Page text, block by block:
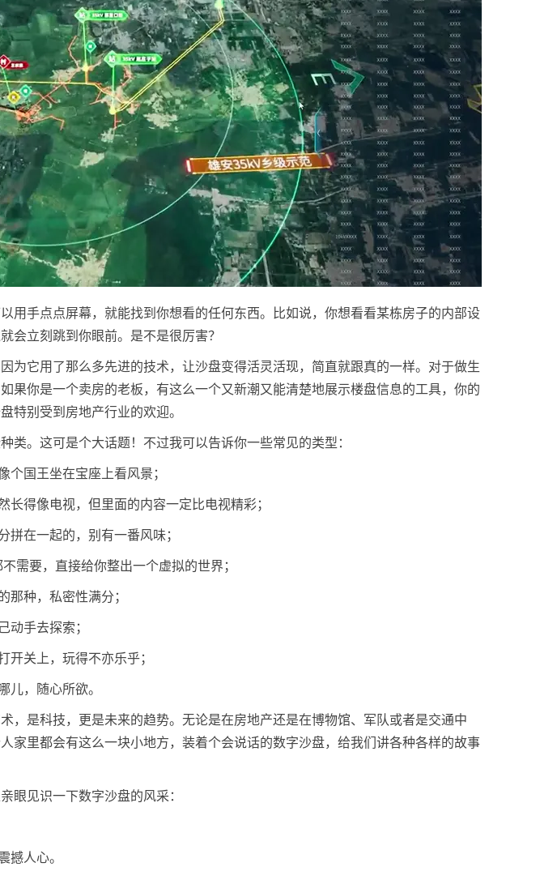
用手点点屏幕，就能找到你想看的任何东西。比如说，你想看看某栋房子的内部设
会立刻跳到你眼前。是不是很厉害？
为它用了那么多先进的技术，让沙盘变得活灵活现，简直就跟真的一样。对于做生
果你是一个卖房的老板，有这么一个又新潮又能清楚地展示楼盘信息的工具，你的
特别受到房地产行业的欢迎。
类。这可是个大话题！不过我可以告诉你一些常见的类型：
个国王坐在宝座上看风景；
得像电视，但里面的内容一定比电视精彩；
拼在一起的，别有一番风味；
需要，直接给你整出一个虚拟的世界；
那种，私密性满分；
动手去探索；
开关上，玩得不亦乐乎；
儿，随心所欲。
，是科技，更是未来的趋势。无论是在房地产还是在博物馆、军队或者是交通中
家里都会有这么一块小地方，装着个会说话的数字沙盘，给我们讲各种各样的故事
眼见识一下数字沙盘的风采：
撼人心。